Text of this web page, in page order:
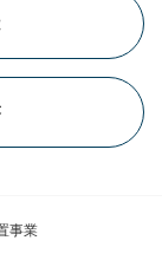
事業